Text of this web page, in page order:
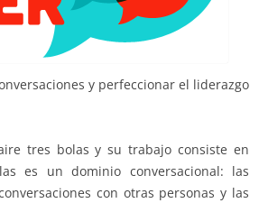
y perfeccionar el liderazgo
tres bolas y su trabajo consiste en
es un dominio conversacional: las
con otras personas y las